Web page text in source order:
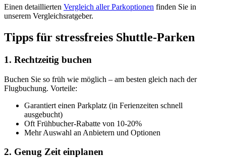
Einen detaillierten Vergleich aller Parkoptionen finden Sie in
unserem Vergleichsratgeber.
Tipps für stressfreies Shuttle-Parken
1. Rechtzeitig buchen
Buchen Sie so früh wie möglich – am besten gleich nach der
Flugbuchung. Vorteile:
Garantiert einen Parkplatz (in Ferienzeiten schnell
ausgebucht)
Oft Frühbucher-Rabatte von 10-20%
Mehr Auswahl an Anbietern und Optionen
2. Genug Zeit einplanen